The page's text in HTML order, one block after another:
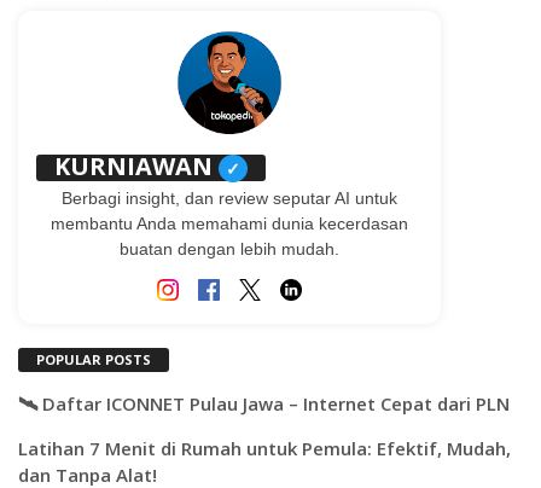
KURNIAWAN ✓
Berbagi insight, dan review seputar AI untuk
membantu Anda memahami dunia kecerdasan
buatan dengan lebih mudah.
POPULAR POSTS
🛰️ Daftar ICONNET Pulau Jawa – Internet Cepat dari PLN
Latihan 7 Menit di Rumah untuk Pemula: Efektif, Mudah,
dan Tanpa Alat!